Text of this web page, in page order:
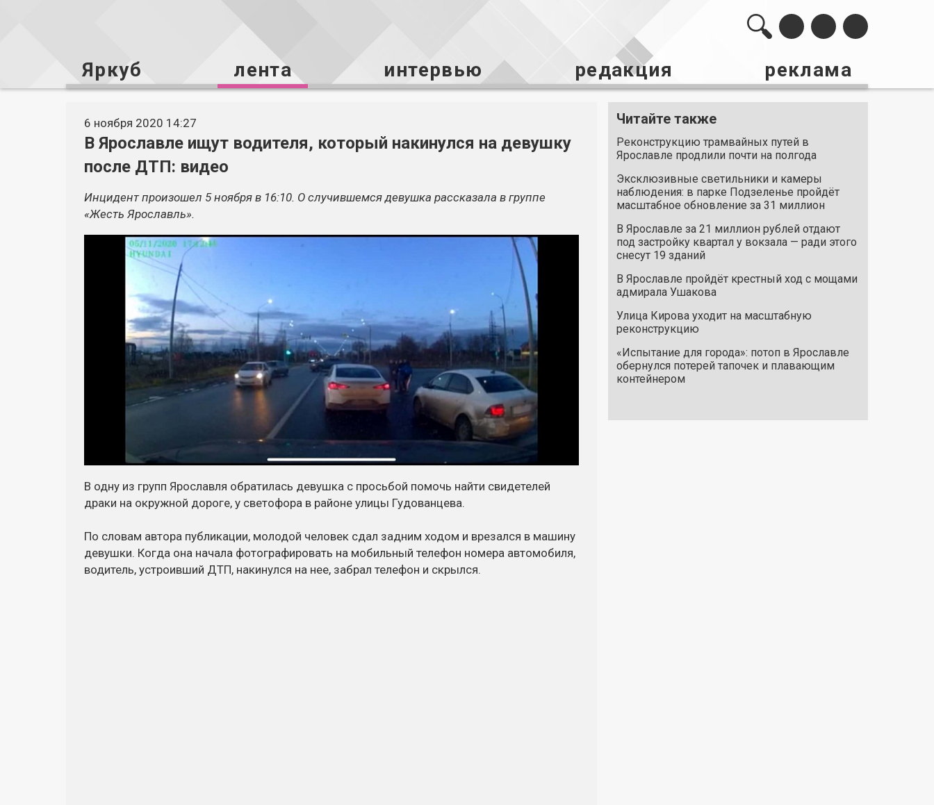
Яркуб лента интервью редакция реклама
6 ноября 2020 14:27
В Ярославле ищут водителя, который накинулся на девушку
после ДТП: видео
Инцидент произошел 5 ноября в 16:10. О случившемся девушка рассказала в группе
«Жесть Ярославль».
В одну из групп Ярославля обратилась девушка с просьбой помочь найти свидетелей
драки на окружной дороге, у светофора в районе улицы Гудованцева.
По словам автора публикации, молодой человек сдал задним ходом и врезался в машину
девушки. Когда она начала фотографировать на мобильный телефон номера автомобиля,
водитель, устроивший ДТП, накинулся на нее, забрал телефон и скрылся.
Читайте также
Реконструкцию трамвайных путей в
Ярославле продлили почти на полгода
Эксклюзивные светильники и камеры
наблюдения: в парке Подзеленье пройдёт
масштабное обновление за 31 миллион
В Ярославле за 21 миллион рублей отдают
под застройку квартал у вокзала — ради этого
снесут 19 зданий
В Ярославле пройдёт крестный ход с мощами
адмирала Ушакова
Улица Кирова уходит на масштабную
реконструкцию
«Испытание для города»: потоп в Ярославле
обернулся потерей тапочек и плавающим
контейнером